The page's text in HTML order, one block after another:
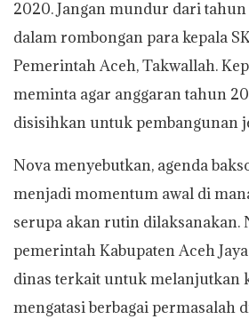
2020. Jangan mundur dari tahun
dalam rombongan para kepala
Pemerintah Aceh, Takwallah.
meminta agar anggaran tahun
disisihkan untuk pembangunan
Nova menyebutkan, agenda
menjadi momentum awal di
serupa akan rutin dilaksanakan.
pemerintah Kabupaten Aceh
dinas terkait untuk melanjutkan
mengatasi berbagai permasalah